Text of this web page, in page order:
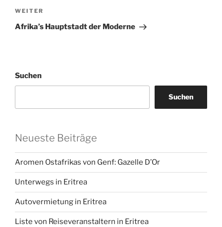
Nächster
Beitrag
WEITER
Afrika’s Hauptstadt der Moderne
Suchen
Suchen
Neueste Beiträge
Aromen Ostafrikas von Genf: Gazelle D’Or
Unterwegs in Eritrea
Autovermietung in Eritrea
Liste von Reiseveranstaltern in Eritrea